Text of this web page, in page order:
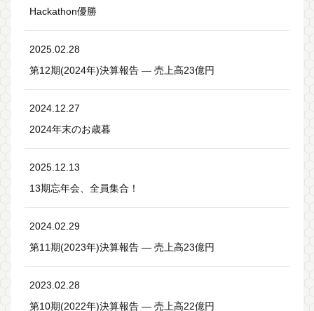
Hackathon優勝
2025.02.28
第12期(2024年)決算報告 ― 売上高23億円
2024.12.27
2024年末のお歳暮
2025.12.13
13期忘年会、全員集合！
2024.02.29
第11期(2023年)決算報告 ― 売上高23億円
2023.02.28
第10期(2022年)決算報告 ― 売上高22億円